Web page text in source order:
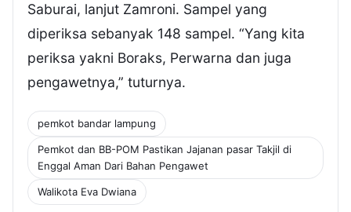
Saburai, lanjut Zamroni. Sampel yang
diperiksa sebanyak 148 sampel. “Yang kita
periksa yakni Boraks, Perwarna dan juga
pengawetnya,” tuturnya.
pemkot bandar lampung
Pemkot dan BB-POM Pastikan Jajanan pasar Takjil di
Enggal Aman Dari Bahan Pengawet
Walikota Eva Dwiana